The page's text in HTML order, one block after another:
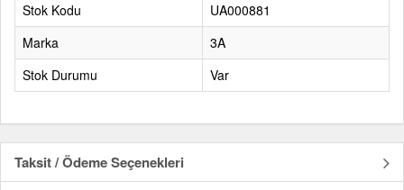
Stok Kodu
UA000881
Marka
3A
Stok Durumu
Var
Taksit / Ödeme Seçenekleri